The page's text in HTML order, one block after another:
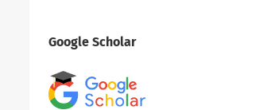
Google Scholar